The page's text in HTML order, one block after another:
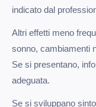
indicato dal
Altri effetti meno
sonno, cambiamenti
Se si presentano,
adeguata.
Se si sviluppano